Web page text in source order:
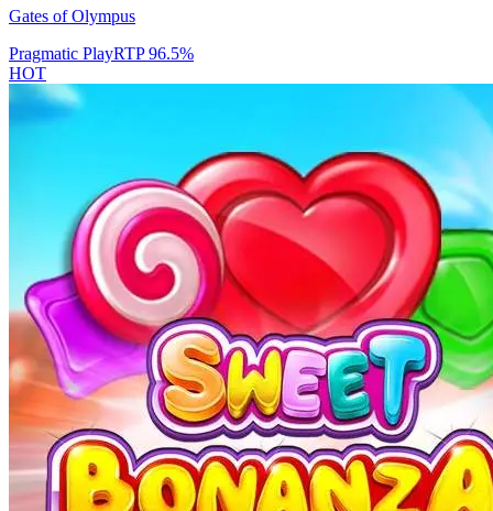
Gates of Olympus
Pragmatic PlayRTP96.5%
HOT